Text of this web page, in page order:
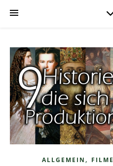
ALLGEMEIN , FILME